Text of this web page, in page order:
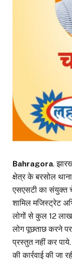
Bahragora.
क्षेत्र के बरसोल
एसएसटी का संयुक्त
शामिल मजिस्ट्रेट
लोगों से कुल 12
लोग पूछताछ करने
प्रस्तुत नहीं कर
की कार्रवाई की जा